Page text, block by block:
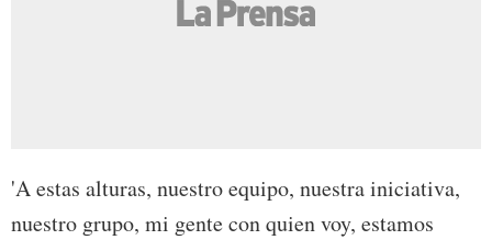
'A estas alturas, nuestro equipo, nuestra iniciativa,
nuestro grupo, mi gente con quien voy, estamos